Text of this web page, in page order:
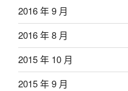
2016 年 9 月
2016 年 8 月
2015 年 10 月
2015 年 9 月